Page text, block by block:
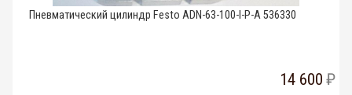
Пневматический цилиндр Festo ADN-63-100-I-P-A 536330
14 600